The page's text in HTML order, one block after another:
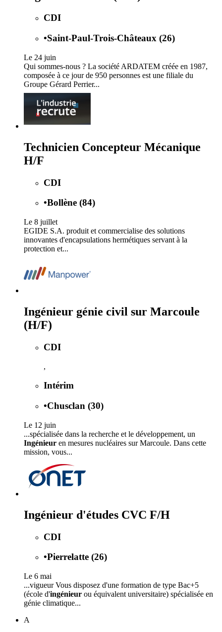
CDI
•Saint-Paul-Trois-Châteaux (26)
Le 24 juin
Qui sommes-nous ? La société ARDATEM créée en 1987,
composée à ce jour de 950 personnes est une filiale du
Groupe Gérard Perrier...
Technicien Concepteur Mécanique
H/F
CDI
•Bollène (84)
Le 8 juillet
EGIDE S.A. produit et commercialise des solutions
innovantes d'encapsulations hermétiques servant à la
protection et...
Ingénieur génie civil sur Marcoule
(H/F)
CDI
,
Intérim
•Chusclan (30)
Le 12 juin
...spécialisée dans la recherche et le développement, un
Ingénieur en mesures nucléaires sur Marcoule. Dans cette
mission, vous...
Ingénieur d'études CVC F/H
CDI
•Pierrelatte (26)
Le 6 mai
...vigueur Vous disposez d'une formation de type Bac+5
(école d'ingénieur ou équivalent universitaire) spécialisée en
génie climatique...
A